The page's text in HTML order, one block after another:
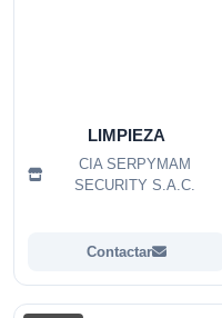
LIMPIEZA
CIA SERPYMAM
SECURITY S.A.C.
Contactar